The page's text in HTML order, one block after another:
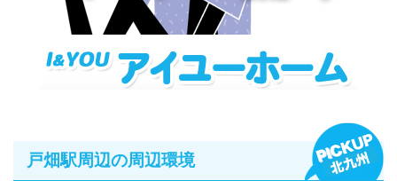
戸畑駅周辺の周辺環境